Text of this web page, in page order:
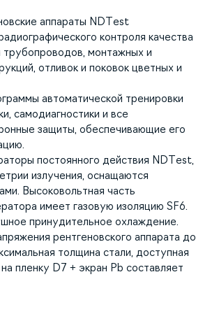
аппараты NDTest
контроля качества
трубопроводов, монтажных и
отливок и поковок цветных и
автоматической тренировки
самодиагностики и все
защиты, обеспечивающие его
постоянного действия NDTest,
излучения, оснащаются
Высоковольтная часть
имеет газовую изоляцию SF6.
принудительное охлаждение.
рентгеновского аппарата до
толщина стали, доступная
пленку D7 + экран Pb составляет